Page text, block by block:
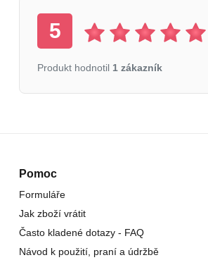
5
Produkt hodnotil 1 zákazník
Pomoc
Formuláře
Jak zboží vrátit
Často kladené dotazy - FAQ
Návod k použití, praní a údržbě